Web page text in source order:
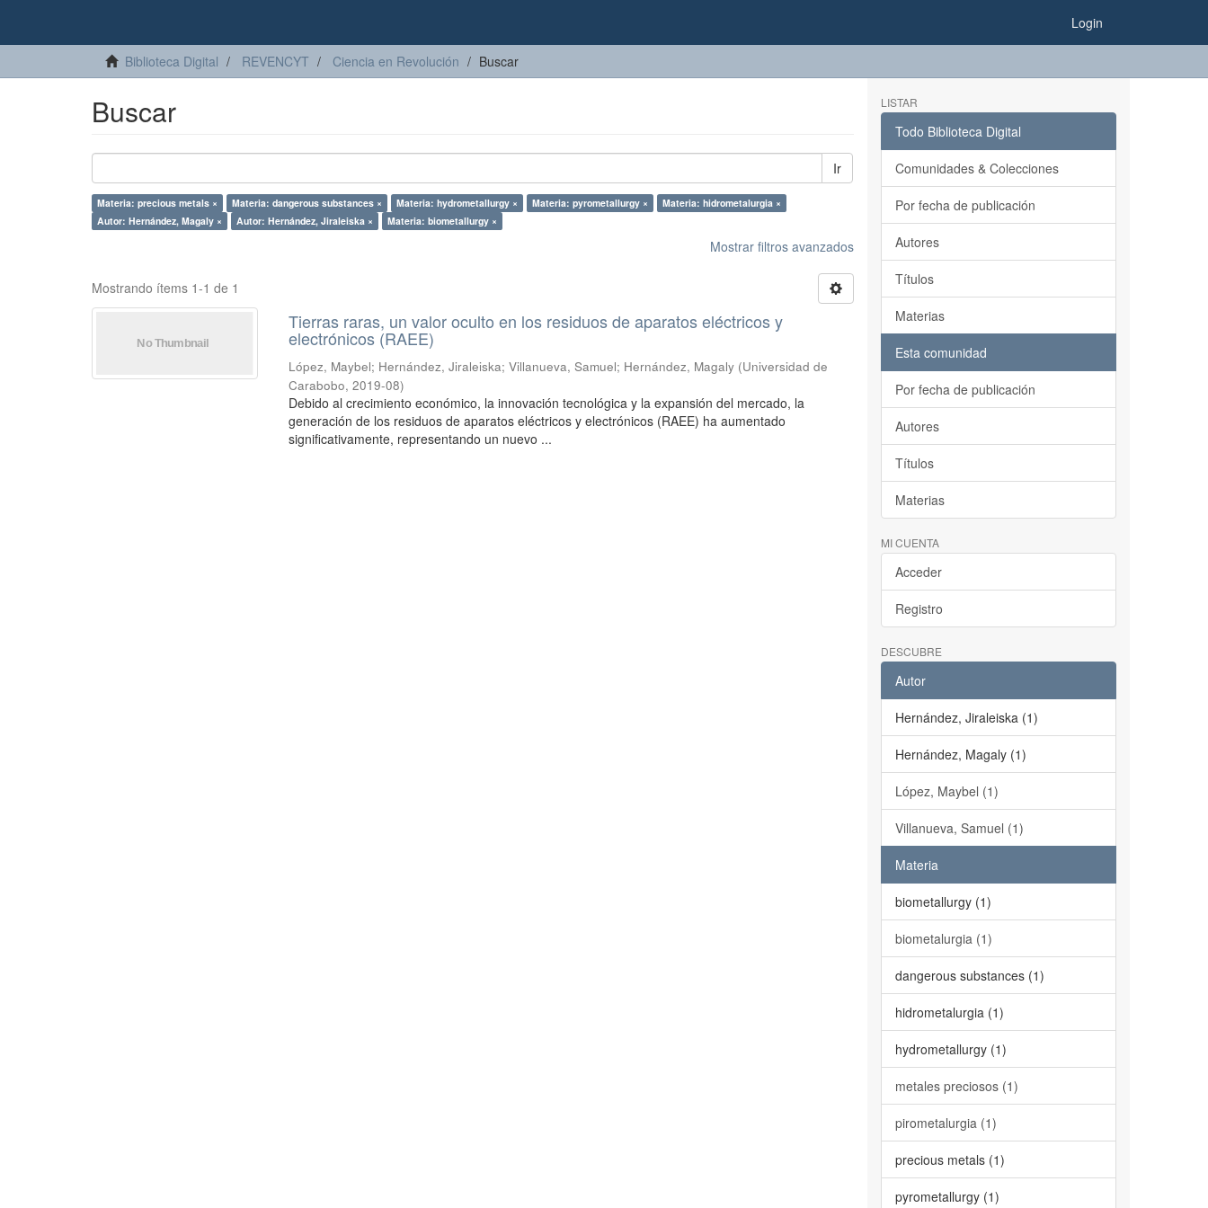
Login
Biblioteca Digital REVENCYT Ciencia en Revolución Buscar
Buscar
Ir
Materia: precious metals × Materia: dangerous substances × Materia: hydrometallurgy × Materia: pyrometallurgy ×
Materia: hidrometalurgia ×
Autor: Hernández, Magaly ×
Autor: Hernández, Jiraleiska × Materia: biometallurgy ×
Mostrar filtros avanzados
Mostrando ítems 1-1 de 1
Tierras raras, un valor oculto en los residuos de aparatos eléctricos y
electrónicos (RAEE)
López, Maybel; Hernández, Jiraleiska;Villanueva, Samuel; Hernández, Magaly (Universidad de
Carabobo,2019-08)
Debido al crecimiento económico, la innovación tecnológica y la expansión del mercado, la
generación de los residuos de aparatos eléctricos y electrónicos (RAEE) ha aumentado
significativamente, representando un nuevo ...
LISTAR
Todo Biblioteca Digital
Comunidades & Colecciones
Por fecha de publicación
Autores
Títulos
Materias
Esta comunidad
Por fecha de publicación
Autores
Títulos
Materias
MI CUENTA
Acceder
Registro
DESCUBRE
Autor
Hernández, Jiraleiska (1)
Hernández, Magaly (1)
López, Maybel (1)
Villanueva, Samuel (1)
Materia
biometallurgy (1)
biometalurgia (1)
dangerous substances (1)
hidrometalurgia (1)
hydrometallurgy (1)
metales preciosos (1)
pirometalurgia (1)
precious metals (1)
pyrometallurgy (1)